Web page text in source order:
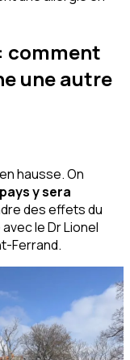
comment
une autre
hausse. On
y sera
des effets du
le Dr Lionel
Ferrand.